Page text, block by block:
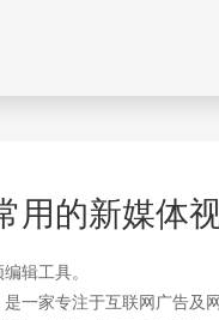
用的新媒体
辑工具。
一家专注于互联网广告